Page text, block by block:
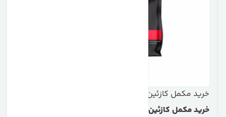
خرید مکمل کازئین ماسل تک
خرید مکمل کازئین ماسل تک